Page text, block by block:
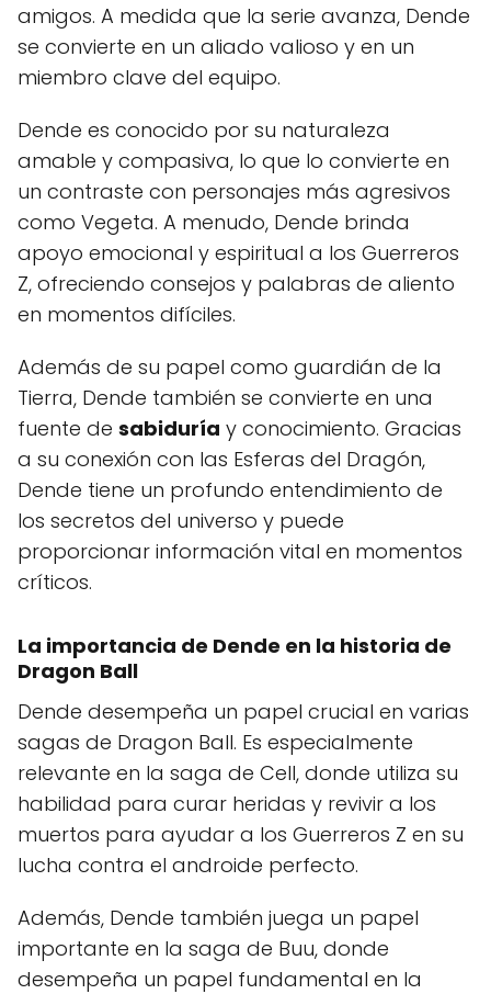
amigos. A medida que la serie avanza, Dende
se convierte en un aliado valioso y en un
miembro clave del equipo.
Dende es conocido por su naturaleza
amable y compasiva, lo que lo convierte en
un contraste con personajes más agresivos
como Vegeta. A menudo, Dende brinda
apoyo emocional y espiritual a los Guerreros
Z, ofreciendo consejos y palabras de aliento
en momentos difíciles.
Además de su papel como guardián de la
Tierra, Dende también se convierte en una
fuente de sabiduría y conocimiento. Gracias
a su conexión con las Esferas del Dragón,
Dende tiene un profundo entendimiento de
los secretos del universo y puede
proporcionar información vital en momentos
críticos.
La importancia de Dende en la historia de
Dragon Ball
Dende desempeña un papel crucial en varias
sagas de Dragon Ball. Es especialmente
relevante en la saga de Cell, donde utiliza su
habilidad para curar heridas y revivir a los
muertos para ayudar a los Guerreros Z en su
lucha contra el androide perfecto.
Además, Dende también juega un papel
importante en la saga de Buu, donde
desempeña un papel fundamental en la